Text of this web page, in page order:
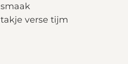
smaak
takje verse tijm